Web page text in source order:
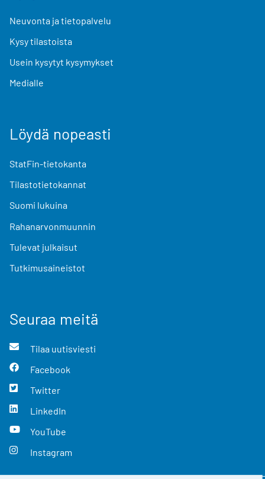
Neuvonta ja tietopalvelu
Kysy tilastoista
Usein kysytyt kysymykset
Medialle
Löydä nopeasti
StatFin-tietokanta
Tilastotietokannat
Suomi lukuina
Rahanarvonmuunnin
Tulevat julkaisut
Tutkimusaineistot
Seuraa meitä
Tilaa uutisviesti
Facebook
Twitter
LinkedIn
YouTube
Instagram